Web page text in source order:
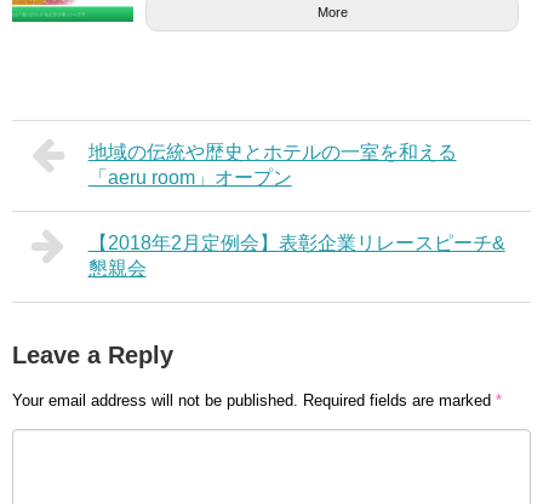
More
地域の伝統や歴史とホテルの一室を和える
「aeru room」オープン
【2018年2月定例会】表彰企業リレースピーチ&
懇親会
Leave a Reply
Your email address will not be published. Required fields are marked *